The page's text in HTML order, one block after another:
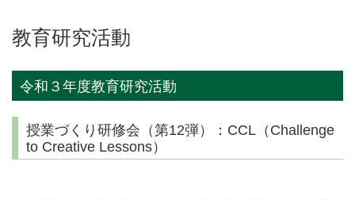
教育研究活動
令和３年度教育研究活動
授業づくり研修会（第12弾）：CCL（Challenge
to Creative Lessons）